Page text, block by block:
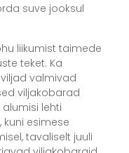
suve jooksul
liikumist taimede
teket. Ka
valmivad
viljakobarad
lehti
esimese
tavaliselt juuli